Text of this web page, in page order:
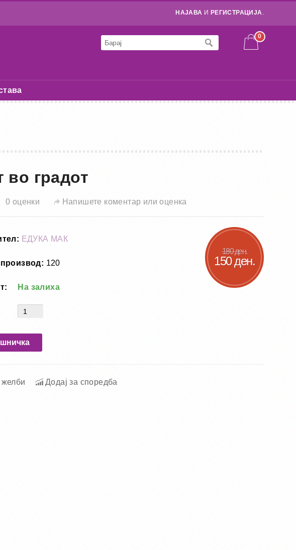
НАЈАВА И РЕГИСТРАЦИЈА.
0
во градот
0 оценки Напишете коментар или оценка
180 ден.
150 ден.
ЕДУКА МАК
120
На залиха
желби Додај за споредба